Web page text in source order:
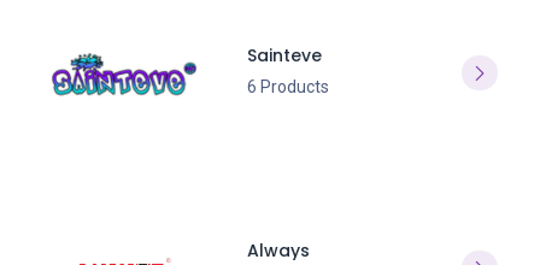
Sainteve
6 Products
Always